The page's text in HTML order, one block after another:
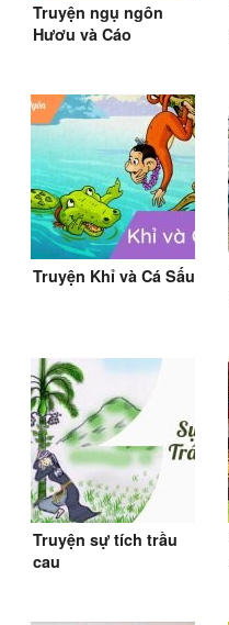
Truyện ngụ ngôn
Hươu và Cáo
Truyện Khỉ và Cá Sấu
Truyện sự tích trầu
cau